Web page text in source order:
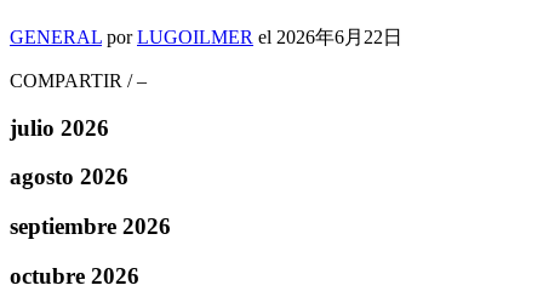
GENERAL por LUGOILMER el 2026年6月22日
COMPARTIR / –
julio 2026
agosto 2026
septiembre 2026
octubre 2026